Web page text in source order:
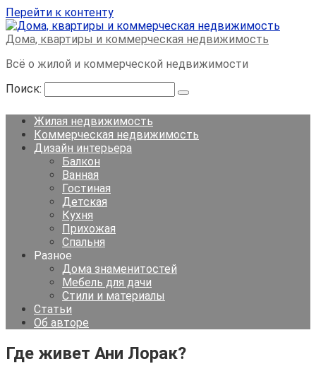
Перейти к контенту
Дома, квартиры и коммерческая недвижимость
Всё о жилой и коммерческой недвижимости
Поиск:
Жилая недвижимость
Коммерческая недвижимость
Дизайн интерьера
Балкон
Ванная
Гостиная
Детская
Кухня
Прихожая
Спальня
Разное
Дома знаменитостей
Мебель для дачи
Стили и материалы
Статьи
Об авторе
Где живет Ани Лорак?